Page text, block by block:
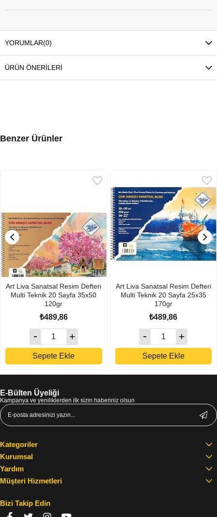
YORUMLAR(0)
ÜRÜN ÖNERILERI
Benzer Ürünler
Art Liva Sanatsal Resim Defteri
Multi Teknik 20 Sayfa 35x50
120gr
₺489,86
Sepete Ekle
Art Liva Sanatsal Resim Defteri
Multi Teknik 20 Sayfa 25x35
170gr
₺489,86
Sepete Ekle
E-Bülten Üyeliği
Kampanya ve yeniliklerden ilk sizin haberiniz olsun
Kategoriler
Kurumsal
Yardım
Müşteri Hizmetleri
Bizi Takip Edin